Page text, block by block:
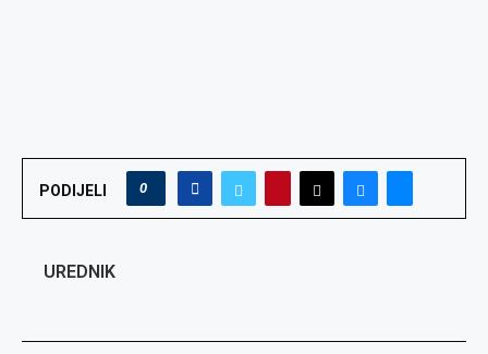
PODIJELI 0
UREDNIK